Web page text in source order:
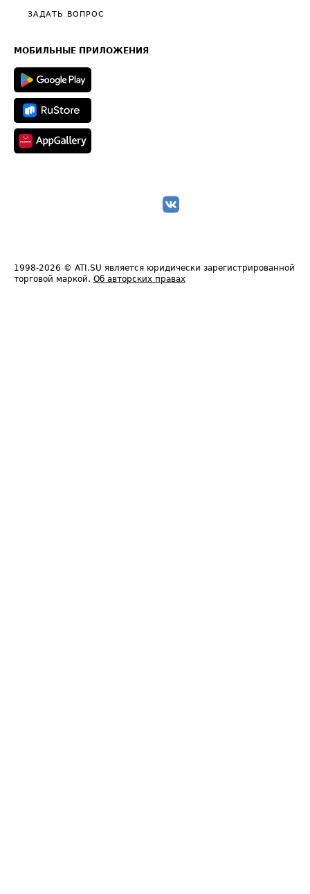
Общие положения
Полезное по перевозкам
Техническая информация
ЗАДАТЬ ВОПРОС
МОБИЛЬНЫЕ ПРИЛОЖЕНИЯ
1998-2026 © ATI.SU является юридически зарегистрированной
торговой маркой. Об авторских правах